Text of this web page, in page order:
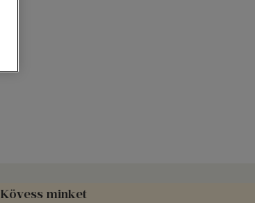
Kövess minket